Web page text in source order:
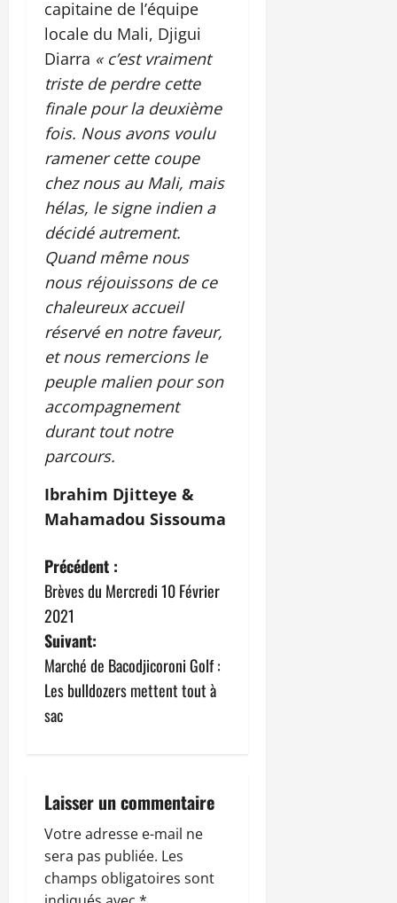
capitaine de l’équipe
locale du Mali, Djigui
Diarra « c’est vraiment
triste de perdre cette
finale pour la deuxième
fois. Nous avons voulu
ramener cette coupe
chez nous au Mali, mais
hélas, le signe indien a
décidé autrement.
Quand même nous
nous réjouissons de ce
chaleureux accueil
réservé en notre faveur,
et nous remercions le
peuple malien pour son
accompagnement
durant tout notre
parcours.
Ibrahim Djitteye &
Mahamadou Sissouma
N
a
v
i
g
t
i
o
Précédent :
Brèves du Mercredi 10 Février
2021
Suivant:
Marché de Bacodjicoroni Golf :
Les bulldozers mettent tout à
sac
Laisser un commentaire
Votre adresse e-mail ne
sera pas publiée. Les
champs obligatoires sont